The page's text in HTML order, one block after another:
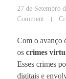
27 de Setembro
Comment
Com o avanço
os crimes
Esses crimes
digitais e